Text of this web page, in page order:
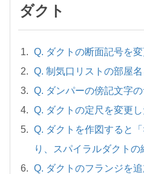
ダクト
Q. ダクトの断面記号を
Q. 制気口リストの部屋
Q. ダンパーの傍記文字
Q. ダクトの定尺を変更
Q. ダクトを作図すると
り、スパイラルダクト
Q. ダクトのフランジを